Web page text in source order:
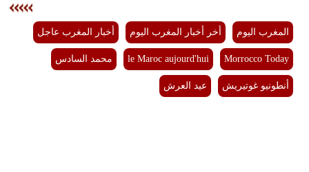
أبراج
فيديو
المغرب اليوم أخر أخبار المغرب اليوم أخبار المغرب عاجل
Morrocco Today
le Maroc aujourd'hui محمد السادس
أنطونيو غوتيريش عيد العرش